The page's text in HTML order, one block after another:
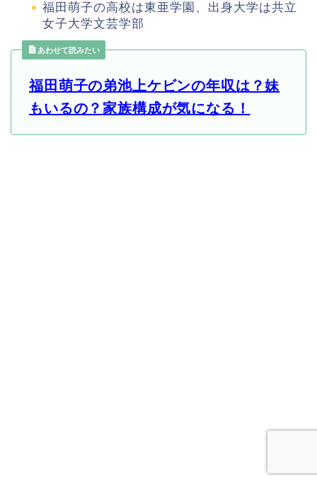
福田萌子の高校は東亜学園、出身大学は共立
女子大学文芸学部
あわせて読みたい
福田萌子の弟池上ケビンの年収は？妹
もいるの？家族構成が気になる！